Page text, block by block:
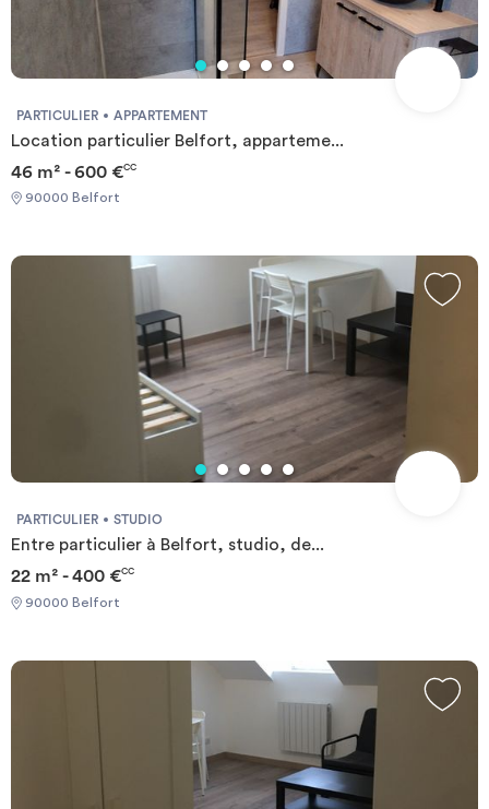
PARTICULIER APPARTEMENT
Location particulier Belfort, apparteme...
46 m² - 600 €CC
90000 Belfort
PARTICULIER STUDIO
Entre particulier à Belfort, studio, de...
22 m² - 400 €CC
90000 Belfort